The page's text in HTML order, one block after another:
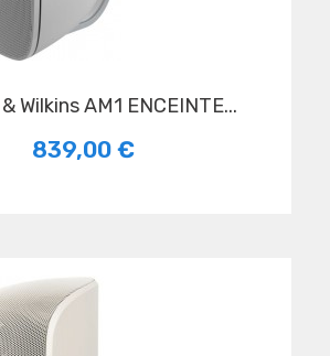
& Wilkins AM1 ENCEINTE...
839,00 €